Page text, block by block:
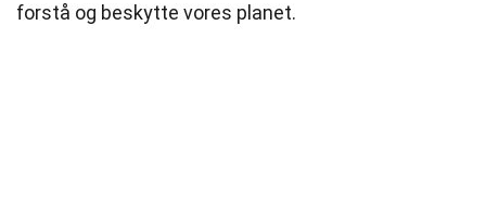
forstå og beskytte vores planet.